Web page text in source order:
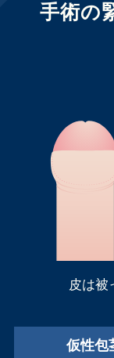
手術の
皮は被
仮性包